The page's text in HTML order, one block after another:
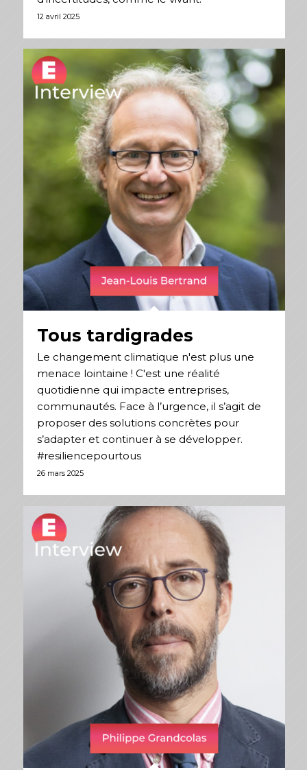
12 avril 2025
Tous tardigrades
Le changement climatique n'est plus une
menace lointaine ! C'est une réalité
quotidienne qui impacte entreprises,
communautés. Face à l’urgence, il s’agit de
proposer des solutions concrètes pour
s’adapter et continuer à se développer.
#resiliencepourtous
26 mars 2025